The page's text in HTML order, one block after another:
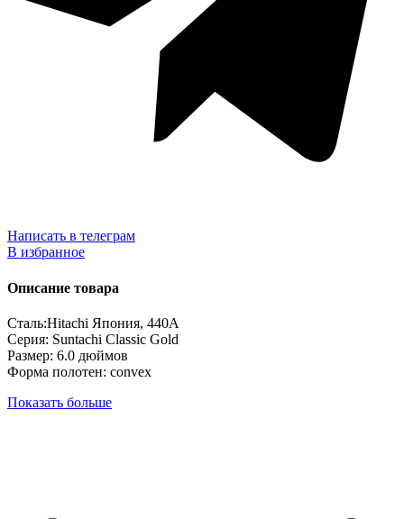
Написать в телеграм
В избранное
Описание товара
Сталь:Hitachi Япония, 440А
Серия: Suntachi Classic Gold
Размер: 6.0 дюймов
Форма полотен: convex
Показать больше